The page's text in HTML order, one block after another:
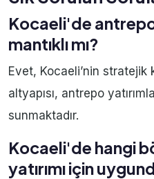
Kocaeli'de antrepo
mantıklı mı?
Evet, Kocaeli’nin
altyapısı, antrepo
sunmaktadır.
Kocaeli'de hangi
yatırımı için